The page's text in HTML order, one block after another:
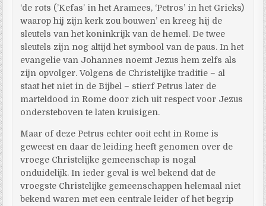
‘de rots (’Kefas’ in het Aramees, ‘Petros’ in het Grieks)
waarop hij zijn kerk zou bouwen’ en kreeg hij de
sleutels van het koninkrijk van de hemel. De twee
sleutels zijn nog altijd het symbool van de paus. In het
evangelie van Johannes noemt Jezus hem zelfs als
zijn opvolger. Volgens de Christelijke traditie – al
staat het niet in de Bijbel – stierf Petrus later de
marteldood in Rome door zich uit respect voor Jezus
ondersteboven te laten kruisigen.
Maar of deze Petrus echter ooit echt in Rome is
geweest en daar de leiding heeft genomen over de
vroege Christelijke gemeenschap is nogal
onduidelijk. In ieder geval is wel bekend dat de
vroegste Christelijke gemeenschappen helemaal niet
bekend waren met een centrale leider of het begrip